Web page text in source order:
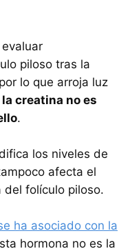
piloso tras la
lo que arroja luz
creatina no es
.
los niveles de
afecta el
folículo piloso.
ha asociado con la
hormona no es la